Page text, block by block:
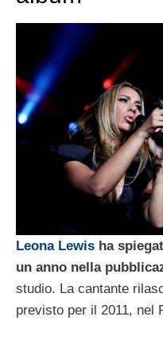
Leona Lewis ha
un anno nella
studio. La cantante
previsto per il 2011, nel